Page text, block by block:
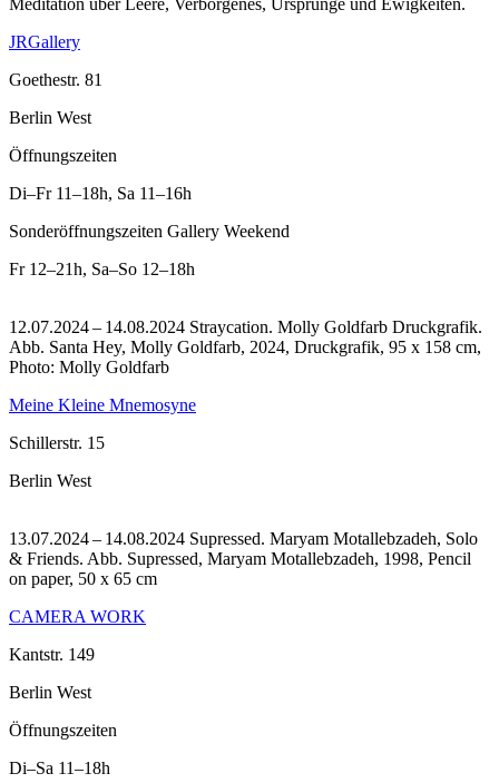
Meditation über Leere, Verborgenes, Ursprünge und Ewigkeiten.
JRGallery
Goethestr. 81
Berlin West
Öffnungszeiten
Di–Fr 11–18h, Sa 11–16h
Sonderöffnungszeiten Gallery Weekend
Fr 12–21h, Sa–So 12–18h
12.07.2024 – 14.08.2024 Straycation. Molly Goldfarb Druckgrafik.
Abb. Santa Hey, Molly Goldfarb, 2024, Druckgrafik, 95 x 158 cm,
Photo: Molly Goldfarb
Meine Kleine Mnemosyne
Schillerstr. 15
Berlin West
13.07.2024 – 14.08.2024 Supressed. Maryam Motallebzadeh, Solo
& Friends. Abb. Supressed, Maryam Motallebzadeh, 1998, Pencil
on paper, 50 x 65 cm
CAMERA WORK
Kantstr. 149
Berlin West
Öffnungszeiten
Di–Sa 11–18h